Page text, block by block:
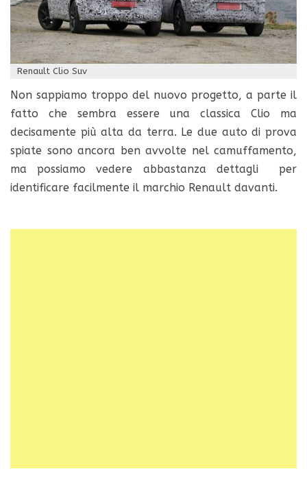
Renault Clio Suv
Non sappiamo troppo del nuovo progetto, a parte il
fatto che sembra essere una classica
Clio ma
decisamente più alta da terra. Le due auto di prova
spiate sono ancora ben avvolte nel camuffamento,
ma possiamo vedere abbastanza dettagli per
identificare facilmente il marchio Renault davanti.